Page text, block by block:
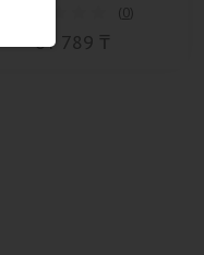
(0)
от 789 ₸